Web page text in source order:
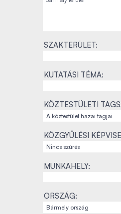
SZAKTERÜLET:
KUTATÁSI TÉMA:
KÖZTESTÜLETI
KÖZGYŰLÉSI
MUNKAHELY:
ORSZÁG: